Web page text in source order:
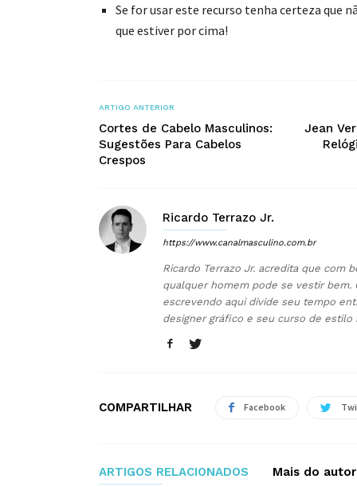
Se for usar este recurso tenha certeza que
que estiver por cima!
ARTIGO ANTERIOR
Cortes de Cabelo Masculinos:
Sugestões Para Cabelos
Crespos
Jean
Ricardo Terrazo Jr.
https://www.canalmasculino.com.br
Ricardo Terrazo Jr. acredita que com
qualquer homem pode se vestir bem.
escrevendo aqui divide seu tempo
designer gráfico e seu curso de estilo
COMPARTILHAR Facebook
ARTIGOS RELACIONADOS Mais do autor